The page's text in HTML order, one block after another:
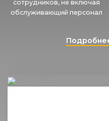
сотрудников, не включая
обслуживающий персонал